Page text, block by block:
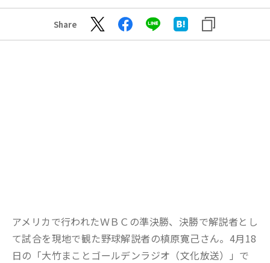
Share
アメリカで行われたＷＢＣの準決勝、決勝で解説者とし
て試合を現地で観た野球解説者の槙原寛己さん。4月18
日の「大竹まことゴールデンラジオ（文化放送）」で